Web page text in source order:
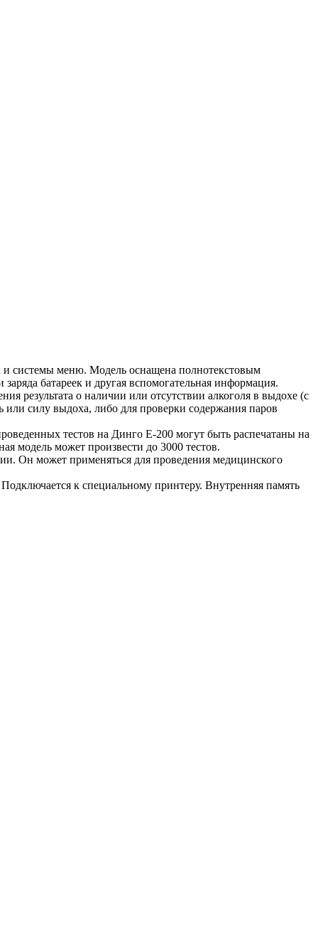
и системы меню. Модель оснащена полнотекстовым
батареек и другая вспомогательная информация.
результата о наличии или отсутствии алкоголя в выдохе (с
силу выдоха, либо для проверки содержания паров
тестов на Динго Е-200 могут быть распечатаны на
модель может произвести до 3000 тестов.
Он может применяться для проведения медицинского
к специальному принтеру. Внутренняя память